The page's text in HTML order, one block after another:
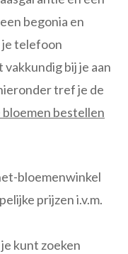
begonia en
je telefoon
bij je aan
tref je de
bloemen bestellen
bloemenwinkel
prijzen i.v.m.
kunt zoeken